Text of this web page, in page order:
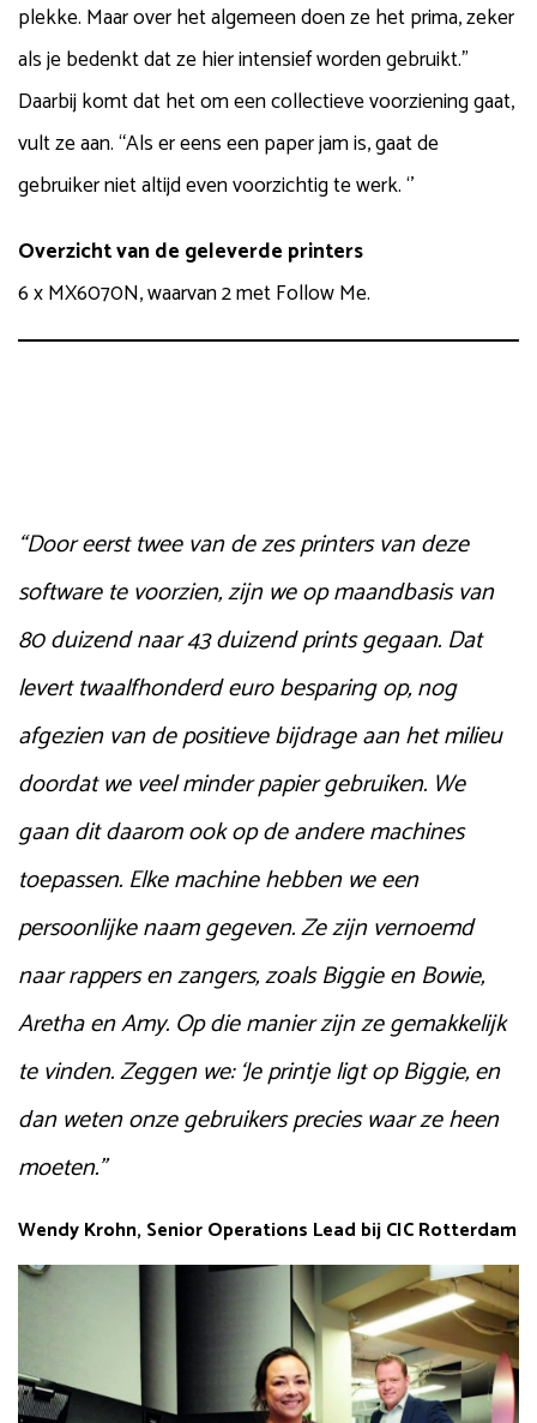
plekke. Maar over het algemeen doen ze het prima, zeker
als je bedenkt dat ze hier intensief worden gebruikt.”
Daarbij komt dat het om een collectieve voorziening gaat,
vult ze aan. “Als er eens een paper jam is, gaat de
gebruiker niet altijd even voorzichtig te werk. ‘’
Overzicht van de geleverde printers
6 x MX6070N, waarvan 2 met Follow Me.
“Door eerst twee van de zes printers van deze
software te voorzien, zijn we op maandbasis van
80 duizend naar 43 duizend prints gegaan. Dat
levert twaalfhonderd euro besparing op, nog
afgezien van de positieve bijdrage aan het milieu
doordat we veel minder papier gebruiken. We
gaan dit daarom ook op de andere machines
toepassen. Elke machine hebben we een
persoonlijke naam gegeven. Ze zijn vernoemd
naar rappers en zangers, zoals Biggie en Bowie,
Aretha en Amy. Op die manier zijn ze gemakkelijk
te vinden. Zeggen we: ‘Je printje ligt op Biggie, en
dan weten onze gebruikers precies waar ze heen
moeten.”
Wendy Krohn, Senior Operations Lead bij CIC Rotterdam